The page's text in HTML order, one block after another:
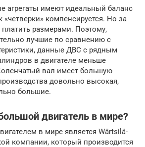
агрегаты имеют идеальный баланс
«четверки» компенсируется. Но за
платить размерами. Поэтому,
лучшие по сравнению с
данные ДВС с рядным
в двигателе меньше
вал имеет большую
довольно высокая,
большие.
двигатель в мире?
в мире является Wärtsilä-
компании, который производится